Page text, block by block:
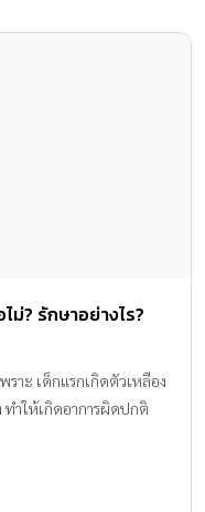
ม่? รักษาอย่างไร?
ราะ เด็กแรกเกิดตัวเหลือง
ทำให้เกิดอาการผิดปกติ